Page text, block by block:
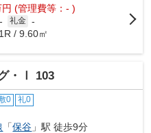
円 (管理費等：- )
- 礼金 -
/ 9.60㎡
・Ⅰ 103
0 礼0
「保谷 」駅 徒歩9分